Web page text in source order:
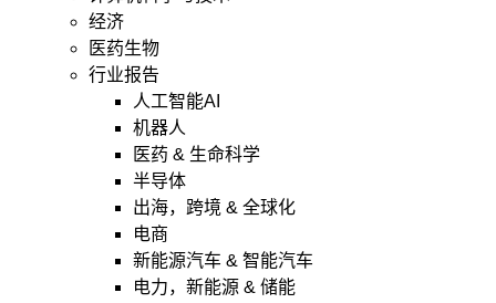
经济
医药生物
行业报告
人工智能AI
机器人
医药 & 生命科学
半导体
出海，跨境 & 全球化
电商
新能源汽车 & 智能汽车
电力，新能源 & 储能